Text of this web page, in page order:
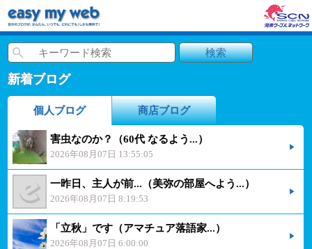
新着ブログ
個人ブログ 商店ブログ
害虫なのか？（60代 なるよう...）
2026年08月07日 13:55:05
一昨日、主人が前...（美弥の部屋へよう...）
2026年08月07日 8:19:53
「立秋」です（アマチュア落語家...）
2026年08月07日 6:00:00